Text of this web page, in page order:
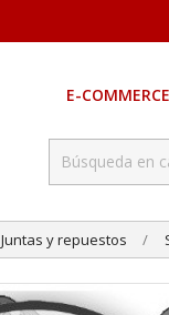
E-COMMERCE
Juntas y repuestos